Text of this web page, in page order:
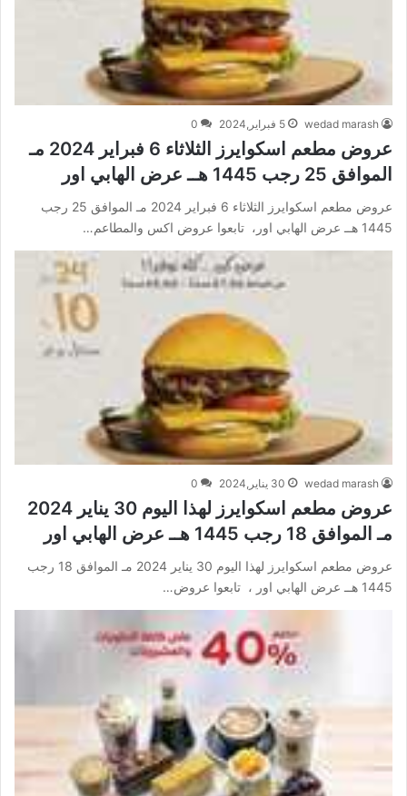
wedad marash 5 فبراير,2024 0
عروض مطعم اسكوايرز الثلاثاء 6 فبراير 2024 مـ
الموافق 25 رجب 1445 هــ عرض الهابي اور
عروض مطعم اسكوايرز الثلاثاء 6 فبراير 2024 مـ الموافق 25 رجب
1445 هــ عرض الهابي اور، تابعوا عروض اكس والمطاعم…
wedad marash 30 يناير,2024 0
عروض مطعم اسكوايرز لهذا اليوم 30 يناير 2024
مـ الموافق 18 رجب 1445 هــ عرض الهابي اور
عروض مطعم اسكوايرز لهذا اليوم 30 يناير 2024 مـ الموافق 18 رجب
1445 هــ عرض الهابي اور ، تابعوا عروض…